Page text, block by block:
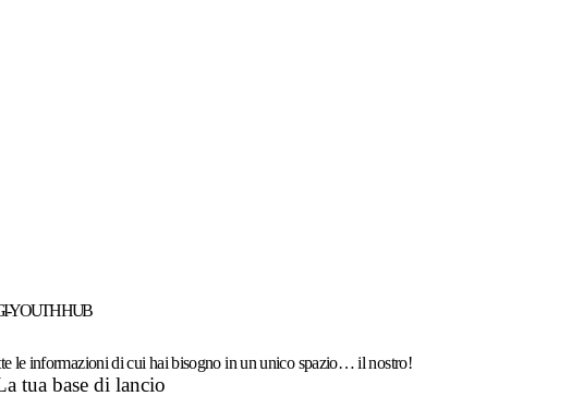
YOUTH HUB
le informazioni di cui hai bisogno in un unico spazio… il nostro!
tua base di lancio